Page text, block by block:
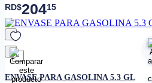
RD$20415
favorito
ENVASE PARA GASOLINA 5.3 GL